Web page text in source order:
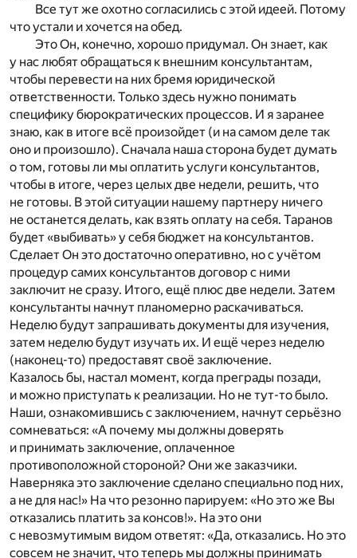
Все тут же охотно согласились с этой идеей. Потому
что устали и хочется на обед.
Это Он, конечно, хорошо придумал. Он знает, как
у нас любят обращаться к внешним консультантам,
чтобы перевести на них бремя юридической
ответственности. Только здесь нужно понимать
специфику бюрократических процессов. И я заранее
знаю, как в итоге всё произойдет (и на самом деле так
оно и произошло). Сначала наша сторона будет думать
о том, готовы ли мы оплатить услуги консультантов,
чтобы в итоге, через целых две недели, решить, что
не готовы. В этой ситуации нашему партнеру ничего
не останется делать, как взять оплату на себя. Таранов
будет «выбивать» у себя бюджет на консультантов.
Сделает Он это достаточно оперативно, но с учётом
процедур самих консультантов договор с ними
заключит не сразу. Итого, ещё плюс две недели. Затем
консультанты начнут планомерно раскачиваться.
Неделю будут запрашивать документы для изучения,
затем неделю будут изучать их. И ещё через неделю
(наконец-то) предоставят своё заключение.
Казалось бы, настал момент, когда преграды позади,
и можно приступать к реализации. Но не тут-то было.
Наши, ознакомившись с заключением, начнут серьёзно
сомневаться: «А почему мы должны доверять
и принимать заключение, оплаченное
противоположной стороной? Они же заказчики.
Наверняка это заключение сделано специально под них,
а не для нас!» На что резонно парируем: «Но это же Вы
отказались платить за консов!». На это они
с невозмутимым видом ответят: «Да, отказались. Но это
совсем не значит, что теперь мы должны принимать